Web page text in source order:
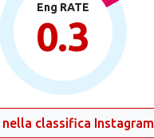
Eng RATE
0.3
nella classifica Instagram